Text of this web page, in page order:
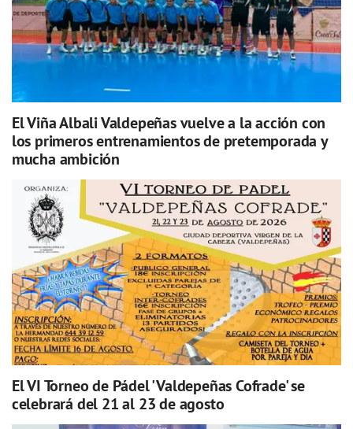
El Viña Albali Valdepeñas vuelve a la acción con
los primeros entrenamientos de pretemporada y
mucha ambición
El VI Torneo de Pádel 'Valdepeñas Cofrade' se
celebrará del 21 al 23 de agosto